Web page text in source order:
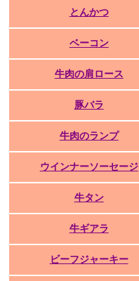
とんかつ
ベーコン
牛肉の肩ロース
豚バラ
牛肉のランプ
ウインナーソーセージ
牛タン
牛ギアラ
ビーフジャーキー